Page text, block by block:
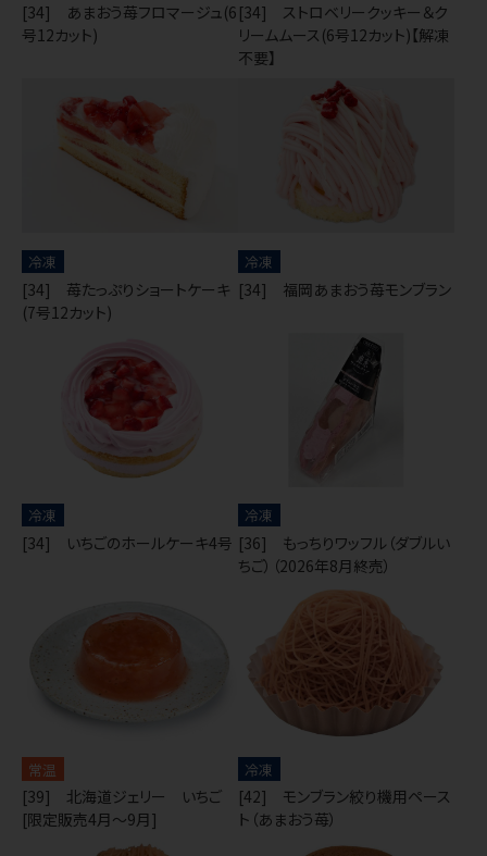
[34] あまおう苺フロマージュ(6
号12カット)
[34] ストロベリークッキー＆ク
リームムース(6号12カット)【解凍
不要】
冷凍
[34] 苺たっぷりショートケーキ
(7号12カット)
冷凍
[34] 福岡あまおう苺モンブラン
冷凍
[34] いちごのホールケーキ4号
冷凍
[36] もっちりワッフル（ダブルい
ちご）（2026年8月終売）
常温
[39] 北海道ジェリー いちご
[限定販売4月～9月]
冷凍
[42] モンブラン絞り機用ペース
ト（あまおう苺）